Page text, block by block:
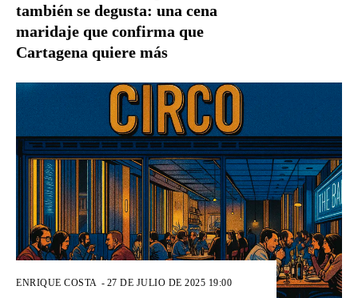
también se degusta: una cena
maridaje que confirma que
Cartagena quiere más
ENRIQUE COSTA - 27 DE JULIO DE 2025 19:00